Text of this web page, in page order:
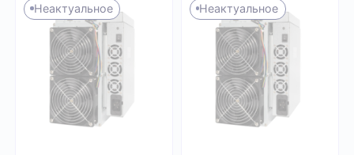
9 999
Неактуальное Неактуальное